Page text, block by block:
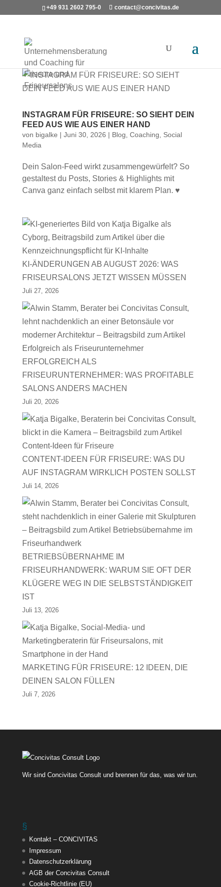
+49 931 2602 795-0 contact@concivitas.de
INSTAGRAM FÜR FRISEURE: SO SIEHT DEIN
FEED AUS WIE AUS EINER HAND
von bigalke | Juni 30, 2026 | Blog Coaching
Social
Media
Dein Salon-Feed wirkt zusammengewürfelt? So
gestaltest du Posts, Stories & Highlights mit
Canva ganz einfach selbst mit klarem Plan. ♥
KI-ÄNDERUNGEN AB AUGUST 2026: WAS
FRISEURSALONS JETZT WISSEN MÜSSEN
Juli 27, 2026
ERFOLGREICH ALS
FRISEURUNTERNEHMER: WAS PROFITABLE
SALONS ANDERS MACHEN
Juli 20, 2026
CONTENT-IDEEN FÜR FRISEURE: WAS DU
AUF INSTAGRAM WIRKLICH POSTEN SOLLST
Juli 14, 2026
BETRIEBSÜBERNAHME IM
FRISEURHANDWERK: WARUM SIE OFT DER
KLÜGERE WEG IN DIE SELBSTSTÄNDIGKEIT
IST
Juli 13, 2026
MARKETING FÜR FRISEURE: 12 IDEEN, DIE
DEINEN SALON FÜLLEN
Juli 7, 2026
Wir sind Concivitas Consult und brennen für das, was wir tun.
§
Kontakt – CONCIVITAS
Impressum
Datenschutzerklärung
AGB der Concivitas Consult
Cookie-Richtlinie (EU)